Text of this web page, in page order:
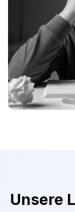
Unsere